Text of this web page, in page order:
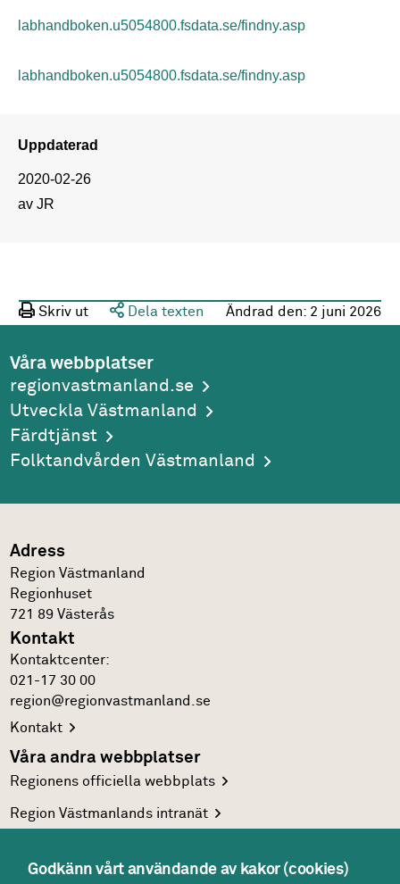
labhandboken.u5054800.fsdata.se/findny.asp
labhandboken.u5054800.fsdata.se/findny.asp
Uppdaterad
2020-02-26
av JR
Skriv ut Dela texten Ändrad den: 2 juni 2026
Våra webbplatser
regionvastmanland.se
Utveckla Västmanland
Färdtjänst
Folktandvården Västmanland
Adress
Region Västmanland
Regionhuset
721 89 Västerås
Kontakt
Kontakt­center:
021-17 30 00
region@regionvastmanland.se
Kontakt
Våra andra webbplatser
Regionens officiellawebbplats
Region Västmanlandsintranät
Facebook
Godkänn vårt användande av kakor (cookies)